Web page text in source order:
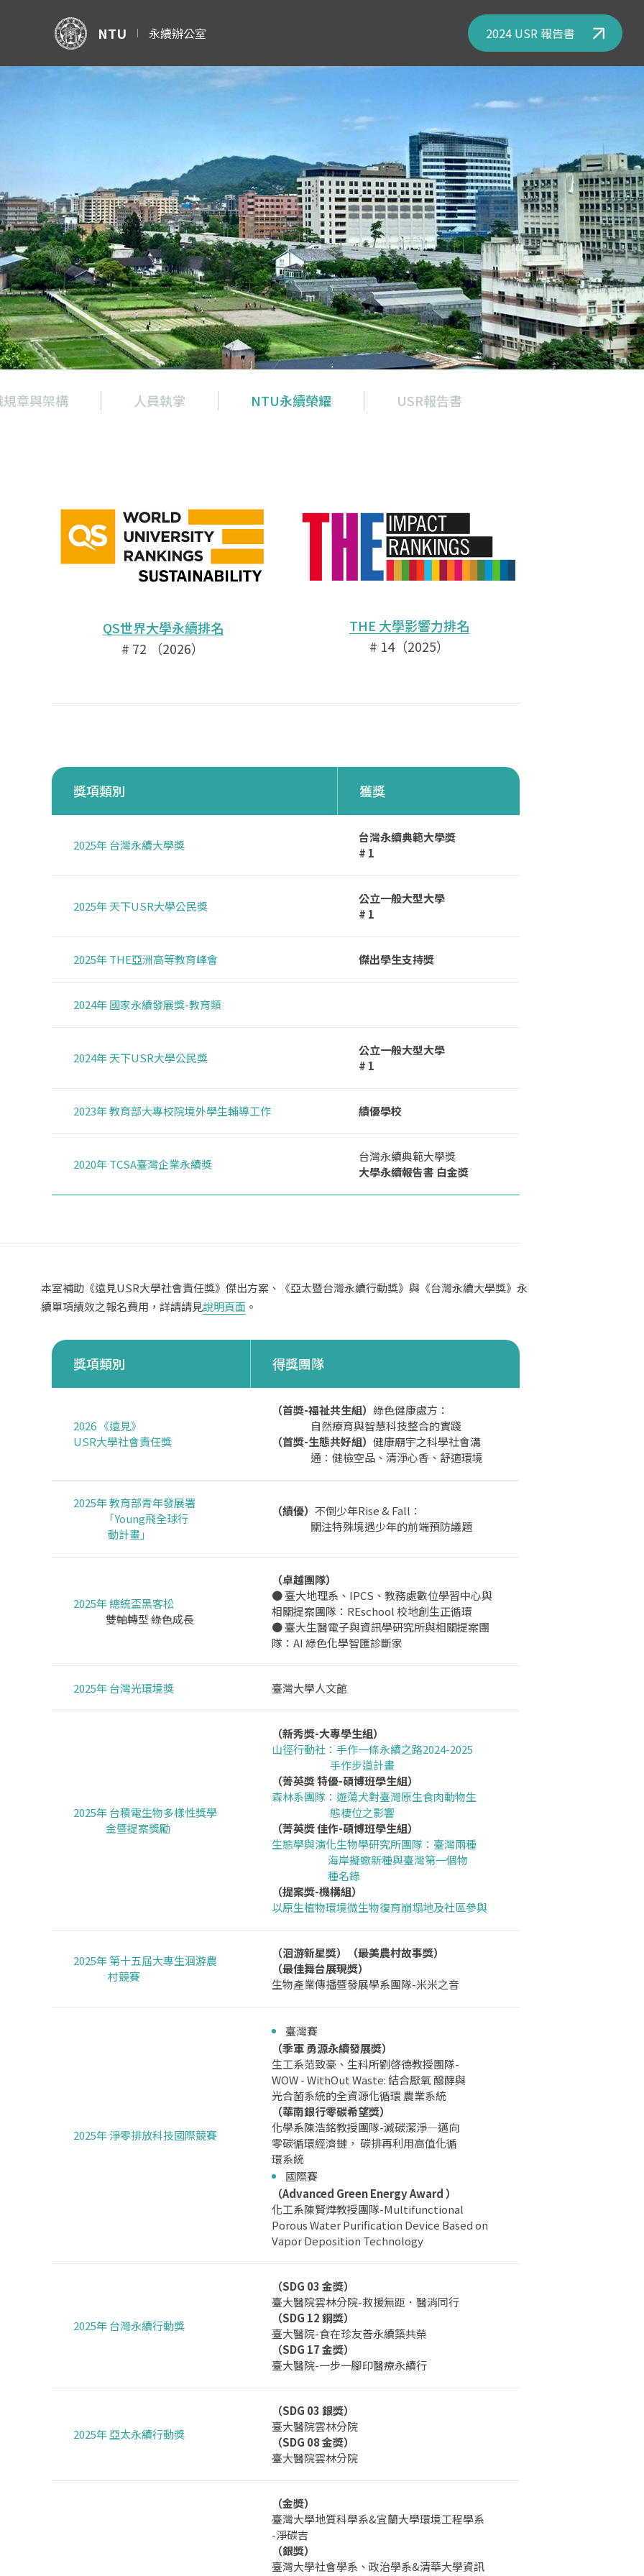
NTU 永續辦公室 2024 USR 報告書
章與架構 人員執掌 NTU永續榮耀 USR報告書
QS世界大學永續排名
# 72 （2026）
THE 大學影響力排名
# 14（2025）
獎項類別 獲獎
2025年 台灣永續大學獎
台灣永續典範大學獎
# 1
2025年 天下USR大學公民獎
公立一般大型大學
# 1
2025年 THE亞洲高等教育峰會 傑出學生支持獎
2024年 國家永續發展獎-教育類
2024年 天下USR大學公民獎
公立一般大型大學
# 1
2023年 教育部大專校院境外學生輔導工作 績優學校
2020年 TCSA臺灣企業永續獎
台灣永續典範大學獎
大學永續報告書 白金獎
本室補助《遠見USR大學社會責任獎》傑出方案、《亞太暨台灣永續行動獎》與《台灣永續大學獎》永
續單項績效之報名費用，詳請請見說明頁面 。
獎項類別 得獎團隊
2026 《遠見》
USR大學社會責任獎
（首獎-福祉共生組）綠色健康處方：
自然療育與智慧科技整合的實踐
（首獎-生態共好組）健康廟宇之科學社會溝
通：健檢空品、清淨心香、舒適環境
2025年 教育部青年發展署
「Young飛全球行
動計畫」
（績優） 不倒少年Rise & Fall：
關注特殊境遇少年的前端預防議題
2025年 總統盃黑客松
雙軸轉型 綠色成長
（卓越團隊）
● 臺大地理系、IPCS、教務處數位學習中心與
相關提案團隊：REschool 校地創生正循環
● 臺大生醫電子與資訊學研究所與相關提案團
隊：AI 綠色化學智匯診斷家
2025年 台灣光環境獎 臺灣大學人文館
2025年 台積電生物多樣性獎學
金暨提案獎勵
（新秀獎-大專學生組）
山徑行動社：手作一條永續之路2024-2025
手作步道計畫
（菁英獎 特優-碩博班學生組）
森林系團隊：遊蕩犬對臺灣原生食肉動物生
態棲位之影響
（菁英獎 佳作-碩博班學生組）
生態學與演化生物學研究所團隊：臺灣兩種
海岸擬蠍新種與臺灣第一個物
種名錄
（提案獎-機構組）
以原生植物環境微生物復育崩塌地及社區參與
2025年 第十五屆大專生洄游農
村競賽
（洄游新星獎）（最美農村故事獎）
（最佳舞台展現獎）
生物產業傳播暨發展學系團隊-米米之音
2025年 淨零排放科技國際競賽
臺灣賽
（季軍 勇源永續發展獎）
生工系范致豪、生科所劉啓德教授團隊-
WOW - WithOut Waste: 結合厭氧 醱酵與
光合菌系統的全資源化循環 農業系統
（華南銀行零碳希望獎）
化學系陳浩銘教授團隊-減碳潔淨—邁向
零碳循環經濟鏈， 碳排再利用高值化循
環系統
國際賽
（Advanced Green Energy Award ）
化工系陳賢燁教授團隊-Multifunctional
Porous Water Purification Device Based on
Vapor Deposition Technology
2025年 台灣永續行動獎
（SDG 03 金獎）
臺大醫院雲林分院-救援無距．醫消同行
（SDG 12 銅獎）
臺大醫院-食在珍友善永續築共榮
（SDG 17 金獎）
臺大醫院-一步一腳印醫療永續行
2025年 亞太永續行動獎
（SDG 03 銀獎）
臺大醫院雲林分院
（SDG 08 金獎）
臺大醫院雲林分院
（金獎）
臺灣大學地質科學系&宜蘭大學環境工程學系
-淨碳吉
（銀獎）
臺灣大學社會學系、政治學系&清華大學資訊